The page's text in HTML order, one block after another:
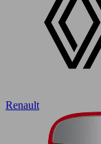
Renault